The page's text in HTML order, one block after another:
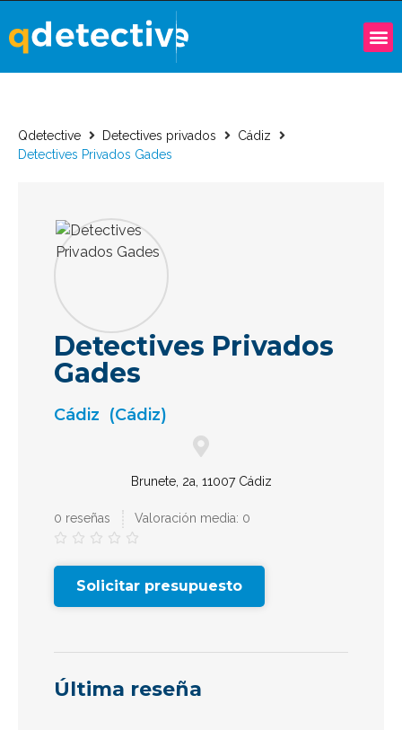
Qdetective Detectives privados
Cádiz
Detectives Privados Gades
Detectives Privados
Gades
Cádiz (Cádiz)
Brunete, 2a, 11007 Cádiz
0 reseñas Valoración media: 0
    
Solicitar presupuesto
Última reseña